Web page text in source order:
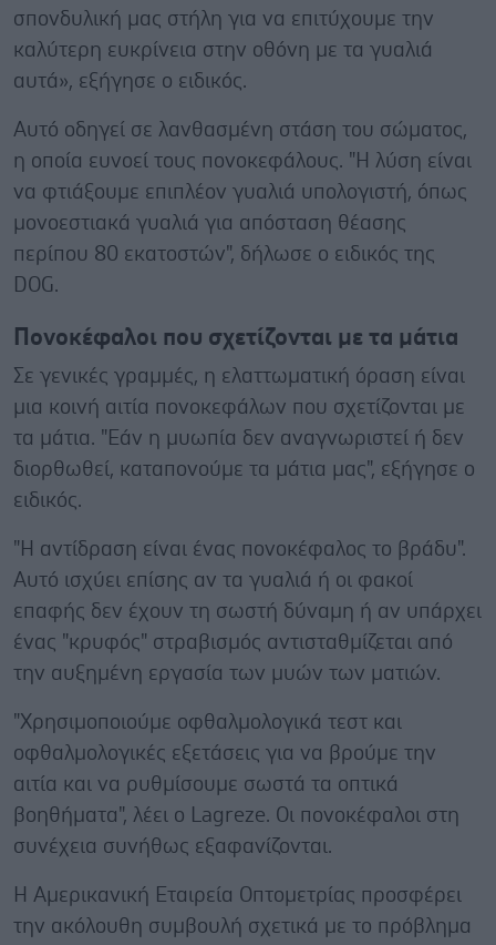
σπονδυλική μας στήλη για να επιτύχουμε την
καλύτερη ευκρίνεια στην οθόνη με τα γυαλιά
αυτά», εξήγησε ο ειδικός.
Αυτό οδηγεί σε λανθασμένη στάση του σώματος,
η οποία ευνοεί τους πονοκεφάλους. "Η λύση είναι
να φτιάξουμε επιπλέον γυαλιά υπολογιστή, όπως
μονοεστιακά γυαλιά για απόσταση θέασης
περίπου 80 εκατοστών", δήλωσε ο ειδικός της
DOG.
Πονοκέφαλοι που σχετίζονται με τα μάτια
Σε γενικές γραμμές, η ελαττωματική όραση είναι
μια κοινή αιτία πονοκεφάλων που σχετίζονται με
τα μάτια. "Εάν η μυωπία δεν αναγνωριστεί ή δεν
διορθωθεί, καταπονούμε τα μάτια μας", εξήγησε ο
ειδικός.
"Η αντίδραση είναι ένας πονοκέφαλος το βράδυ".
Αυτό ισχύει επίσης αν τα γυαλιά ή οι φακοί
επαφής δεν έχουν τη σωστή δύναμη ή αν υπάρχει
ένας "κρυφός" στραβισμός αντισταθμίζεται από
την αυξημένη εργασία των μυών των ματιών.
"Χρησιμοποιούμε οφθαλμολογικά τεστ και
οφθαλμολογικές εξετάσεις για να βρούμε την
αιτία και να ρυθμίσουμε σωστά τα οπτικά
βοηθήματα", λέει ο Lagreze. Οι πονοκέφαλοι στη
συνέχεια συνήθως εξαφανίζονται.
Η Αμερικανική Εταιρεία Οπτομετρίας προσφέρει
την ακόλουθη συμβουλή σχετικά με το πρόβλημα